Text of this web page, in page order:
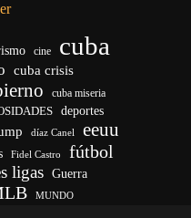
cine cuba
cuba crisis
cuba miseria
deportes
díaz Canel eeuu
Fidel Castro fútbol
ligas Guerra
MUNDO